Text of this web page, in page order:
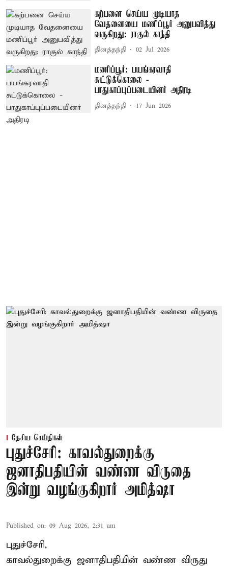
கற்பனை செய்ய முடியாத
வேதனையை மணிப்பூர் அனுபவித்து
வருகிறது: ராகுல் காந்தி
தினத்தந்தி 02 Jul 2026
மணிப்பூர்: பயங்கரவாதி
சுட்டுக்கொலை -
பாதுகாப்புப்படையினர் அதிரடி
தினத்தந்தி 17 Jun 2026
தேசிய செய்திகள்
புதுச்சேரி: காவல்துறைக்கு
ஜனாதிபதியின் வண்ண விருதை
இன்று வழங்குகிறார் அமித்ஷா
Published on: 09 Aug 2026, 2:31 am
புதுச்சேரி,
காவல்துறைக்கு ஜனாதிபதியின் வண்ண விருது